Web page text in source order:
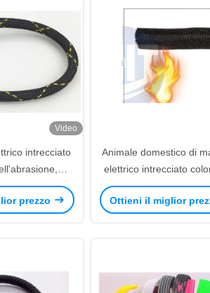
Video
intrecciato
elevata ha
manicotto
prezzo
Animale domestico di
elettrico intrecciato
per la gestione del
dell'automobile
Ottieni il miglior